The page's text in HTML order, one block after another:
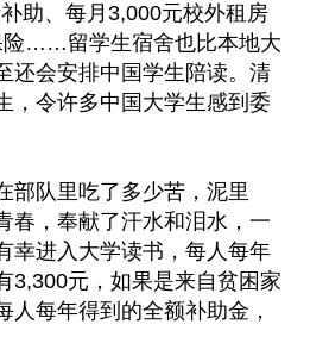
助、每月3,000元校外租房
险……留学生宿舍也比本地大
还会安排中国学生陪读。清
，令许多中国大学生感到委
部队里吃了多少苦，泥里
春，奉献了汗水和泪水，一
幸进入大学读书，每人每年
3,300元，如果是来自贫困家
人每年得到的全额补助金，